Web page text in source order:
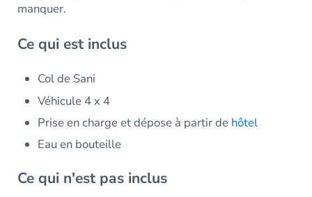
manquer.
Ce qui est inclus
Col de Sani
Véhicule 4 x 4
Prise en charge et dépose à partir de hôtel
Eau en bouteille
Ce qui n'est pas inclus